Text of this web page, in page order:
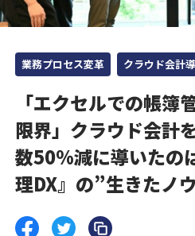
業務プロセス変革 クラウド会計
「エクセルでの帳簿
限界」クラウド会計
数50%減に導いたの
理DX』の”生きたノ